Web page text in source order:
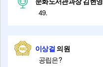
49.
이상걸의원
공립은?